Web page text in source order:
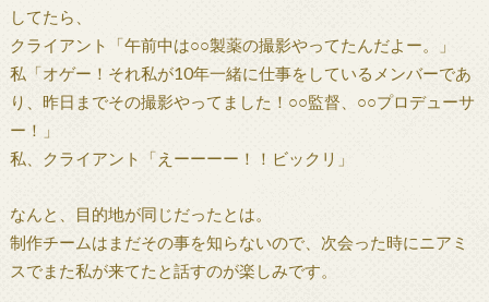
してたら、
クライアント「午前中は○○製薬の撮影やってたんだよー。」
私「オゲー！それ私が10年一緒に仕事をしているメンバーであ
り、昨日までその撮影やってました！○○監督、○○プロデューサ
ー！」
私、クライアント「えーーーー！！ビックリ」
なんと、目的地が同じだったとは。
制作チームはまだその事を知らないので、次会った時にニアミ
スでまた私が来てたと話すのが楽しみです。